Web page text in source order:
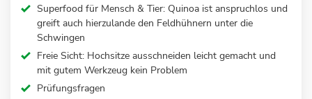
Superfood für Mensch & Tier: Quinoa ist anspruchlos und
greift auch hierzulande den Feldhühnern unter die
Schwingen
Freie Sicht: Hochsitze ausschneiden leicht gemacht und
mit gutem Werkzeug kein Problem
Prüfungsfragen